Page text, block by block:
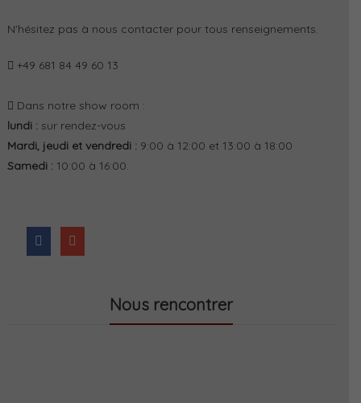
N'hésitez pas à nous contacter pour tous renseignements.
+49 681 84 49 60 13
Dans notre show room :
lundi : sur rendez-vous
Mardi, jeudi et vendredi : 9:00 à 12:00 et 13:00 à 18:00
Samedi : 10:00 à 16:00.
Nous rencontrer